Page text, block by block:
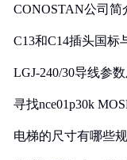
CONOSTAN公司简
C13和C14插头国标
LGJ-240/30导线参
寻找nce01p30k
电梯的尺寸有哪些